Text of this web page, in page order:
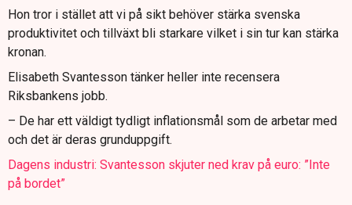
Hon tror i stället att vi på sikt behöver stärka svenska
produktivitet och tillväxt bli starkare vilket i sin tur kan stärka
kronan.
Elisabeth Svantesson tänker heller inte recensera
Riksbankens jobb.
– De har ett väldigt tydligt inflationsmål som de arbetar med
och det är deras grunduppgift.
Dagens industri: Svantesson skjuter ned krav på euro: ”Inte
på bordet”